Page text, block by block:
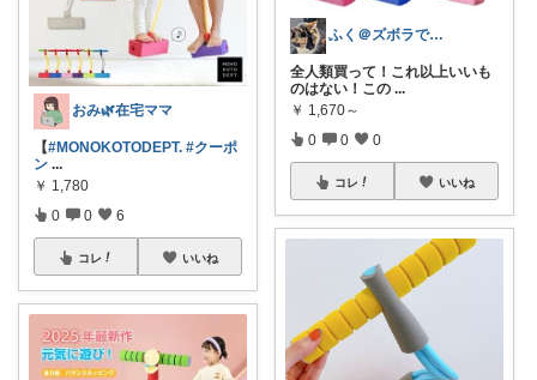
おみ🌿在宅ママ
【#MONOKOTODEPT. #クーポ
ン ...
￥ 1,780
0 0 6
コレ いいね
ふく＠ズボラでもスッキリ暮らす便利帳
全人類買って！これ以上いいも
のはない！この ...
￥ 1,670～
0 0 0
コレ いいね